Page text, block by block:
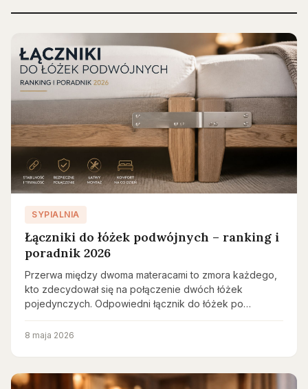
SYPIALNIA
Łączniki do łóżek podwójnych – ranking i
poradnik 2026
Przerwa między dwoma materacami to zmora każdego,
kto zdecydował się na połączenie dwóch łóżek
pojedynczych. Odpowiedni łącznik do łóżek po…
8 maja 2026